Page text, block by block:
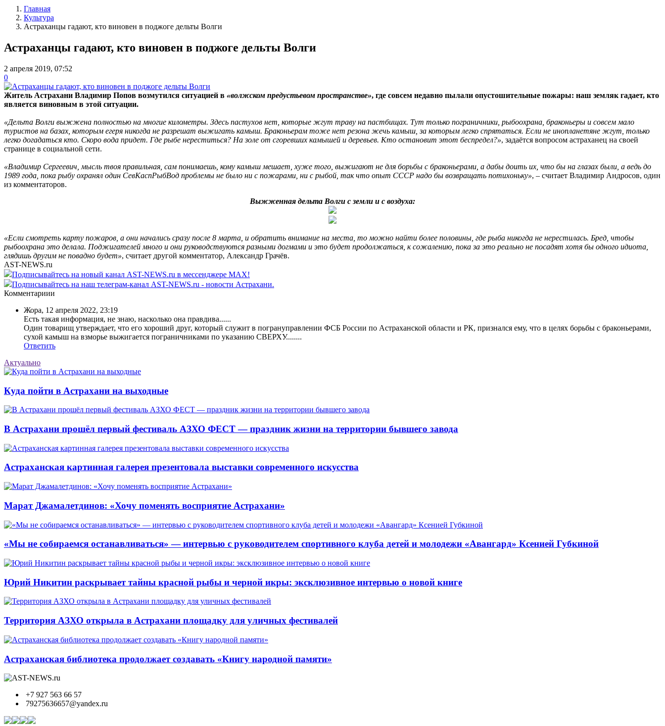
Главная
Культура
Астраханцы гадают, кто виновен в поджоге дельты Волги
Астраханцы гадают, кто виновен в поджоге дельты Волги
2 апреля 2019, 07:52
0
Житель Астрахани Владимир Попов возмутился ситуацией в «волжском предустьевом пространстве», где совсем недавно пылали опустошительные пожары: наш земляк гадает, кто
является виновным в этой ситуации.
«Дельта Волги выжжена полностью на многие километры. Здесь пастухов нет, которые жгут траву на пастбищах. Тут только пограничники, рыбоохрана, браконьеры и совсем мало
туристов на базах, которым егеря никогда не разрешат выжигать камыш. Браконьерам тоже нет резона жечь камыш, за которым легко спрятаться. Если не инопланетяне жгут, только
легко догадаться кто. Скоро вода придет. Где рыбе нереститься? На золе от сгоревших камышей и деревьев. Кто остановит этот беспредел?», задаётся вопросом астраханец на своей
странице в социальной сети.
«Владимир Сергеевич, мысль твоя правильная, сам понимаешь, кому камыш мешает, хуже того, выжигают не для борьбы с браконьерами, а дабы доить их, что бы на глазах были, а ведь до
1989 года, пока рыбу охранял один СевКаспРыбВод проблемы не было ни с пожарами, ни с рыбой, так что опыт СССР надо бы возвращать потихоньку», – считает Владимир Андросов, один
из комментаторов.
Выжженная дельта Волги с земли и с воздуха:
«Если смотреть карту пожаров, а они начались сразу после 8 марта, и обратить внимание на места, то можно найти более половины, где рыба никогда не нерестилась. Бред, чтобы
рыбоохрана это делала. Поджигателей много и они руководствуются разными догмами и это будет продолжаться, к сожалению, пока за это реально не посадят хотя бы одного идиота,
глядишь другим не повадно будет», считает другой комментатор, Александр Грачёв.
AST-NEWS.ru
Подписывайтесь на новый канал AST-NEWS.ru в мессенджере MAX!
Подписывайтесь на наш телеграм-канал AST-NEWS.ru - новости Астрахани.
Комментариии
Жора, 12 апреля 2022, 23:19
Есть такая информация, не знаю, насколько она правдива......
Один товарищ утверждает, что его хороший друг, который служит в погрануправлении ФСБ России по Астраханской области и РК, признался ему, что в целях борьбы с браконьерами,
сухой камыш на взморье выжигается пограничниками по указанию СВЕРХУ........
Ответить
Актуально
Куда пойти в Астрахани на выходные
В Астрахани прошёл первый фестиваль АЗХО ФЕСТ — праздник жизни на территории бывшего завода
Астраханская картинная галерея презентовала выставки современного искусства
Марат Джамалетдинов: «Хочу поменять восприятие Астрахани»
«Мы не собираемся останавливаться» — интервью с руководителем спортивного клуба детей и молодежи «Авангард» Ксенией Губкиной
Юрий Никитин раскрывает тайны красной рыбы и черной икры: эксклюзивное интервью о новой книге
Территория АЗХО открыла в Астрахани площадку для уличных фестивалей
Астраханская библиотека продолжает создавать «Книгу народной памяти»
+7 927 563 66 57
79275636657@yandex.ru